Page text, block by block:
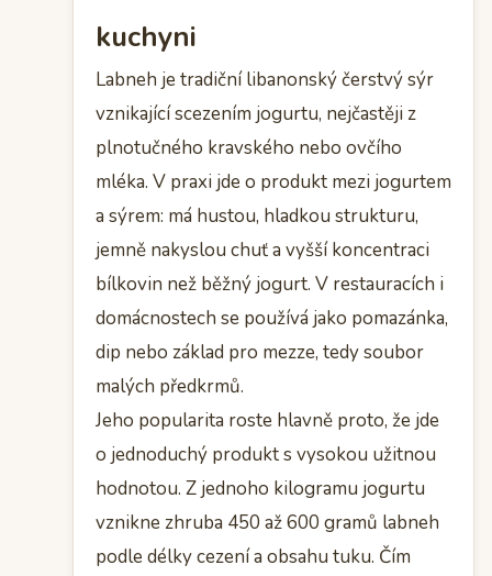
kuchyni
Labneh je tradiční libanonský čerstvý sýr
vznikající scezením jogurtu, nejčastěji z
plnotučného kravského nebo ovčího
mléka. V praxi jde o produkt mezi jogurtem
a sýrem: má hustou, hladkou strukturu,
jemně nakyslou chuť a vyšší koncentraci
bílkovin než běžný jogurt. V restauracích i
domácnostech se používá jako pomazánka,
dip nebo základ pro mezze, tedy soubor
malých předkrmů.
Jeho popularita roste hlavně proto, že jde
o jednoduchý produkt s vysokou užitnou
hodnotou. Z jednoho kilogramu jogurtu
vznikne zhruba 450 až 600 gramů labneh
podle délky cezení a obsahu tuku. Čím